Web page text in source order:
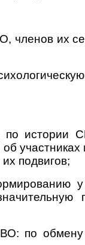
членов их
по истории
участниках
подвигов;
по